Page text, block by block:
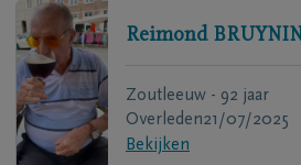
Reimond
Zoutleeuw - 92 jaar
Overleden21/07/2025
Bekijken